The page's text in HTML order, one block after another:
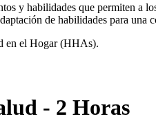
y habilidades que permiten a
de habilidades para una
en el Hogar (HHAs).
- 2 Horas